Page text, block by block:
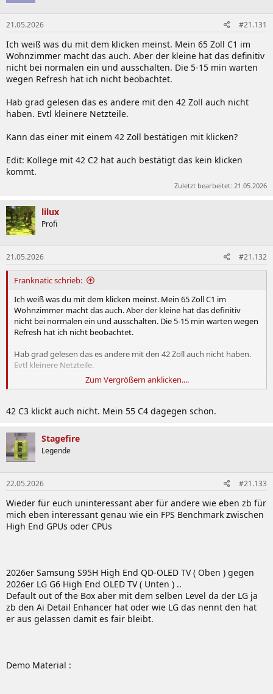
o
n
e
n
:
21.05.2026 #21.131
Ich weiß was du mit dem klicken meinst. Mein 65 Zoll C1 im
Wohnzimmer macht das auch. Aber der kleine hat das definitiv
nicht bei normalen ein und ausschalten. Die 5-15 min warten
wegen Refresh hat ich nicht beobachtet.
Hab grad gelesen das es andere mit den 42 Zoll auch nicht
haben. Evtl kleinere Netzteile.
Kann das einer mit einem 42 Zoll bestätigen mit klicken?
Edit: Kollege mit 42 C2 hat auch bestätigt das kein klicken
kommt.
Zuletzt bearbeitet: 21.05.2026
lilux
Profi
21.05.2026 #21.132
Franknatic schrieb:
Ich weiß was du mit dem klicken meinst. Mein 65 Zoll C1 im
Wohnzimmer macht das auch. Aber der kleine hat das definitiv
nicht bei normalen ein und ausschalten. Die 5-15 min warten wegen
Refresh hat ich nicht beobachtet.
Hab grad gelesen das es andere mit den 42 Zoll auch nicht haben.
Evtl kleinere Netzteile.
Kann das einer mit einem 42 Zoll bestätigen mit klicken?
Edit: Kollege mit 42 C2 hat auch bestätigt das kein klicken kommt.
Zum Vergrößern anklicken....
42 C3 klickt auch nicht. Mein 55 C4 dagegen schon.
Stagefire
Legende
22.05.2026 #21.133
Wieder für euch uninteressant aber für andere wie eben zb für
mich eben interessant genau wie ein FPS Benchmark zwischen
High End GPUs oder CPUs
2026er Samsung S95H High End QD-OLED TV ( Oben ) gegen
2026er LG G6 High End OLED TV ( Unten ) ..
Default out of the Box aber mit dem selben Level da der LG ja
zb den Ai Detail Enhancer hat oder wie LG das nennt den hat
er aus gelassen damit es fair bleibt.
Demo Material :